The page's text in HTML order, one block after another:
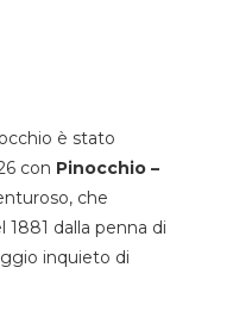
è stato
con Pinocchio –
che
dalla penna di
inquieto di